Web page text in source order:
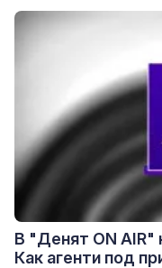
В "Денят ON AIR"
Как агенти под